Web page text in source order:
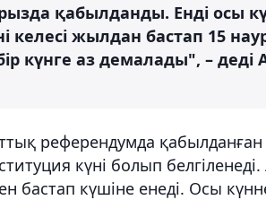
қабылданды. Енді осы
келесі жылдан бастап 15
күнге аз демалады", – деді
референдумда
күні болып
бастап күшіне енеді. Осы